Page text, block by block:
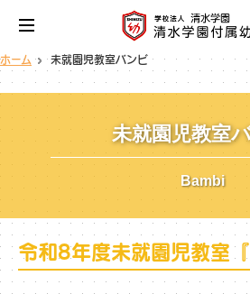
ホーム 未就園児教室バンビ
未就園児教室
Bambi
令和8年度未就園児教室